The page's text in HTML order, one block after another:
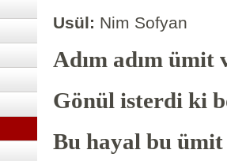
Usül: Nim Sofyan
Adım adım
Gönül isterdi
Bu hayal bu